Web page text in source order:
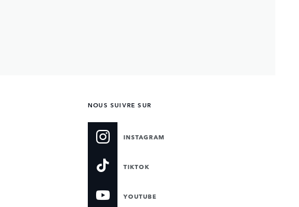
NOUS SUIVRE SUR
INSTAGRAM
TIKTOK
YOUTUBE